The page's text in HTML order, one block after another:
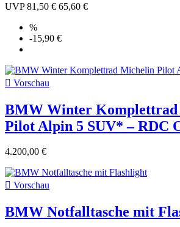
UVP 81,50 € 65,60 €
%
-15,90 €
 Vorschau
BMW Winter
Pilot Alpin 5 SUV* – RDC
4.200,00 €
 Vorschau
BMW Notfalltasche mit